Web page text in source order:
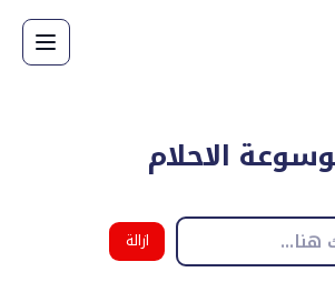
الاحلام
ازالة
البحث